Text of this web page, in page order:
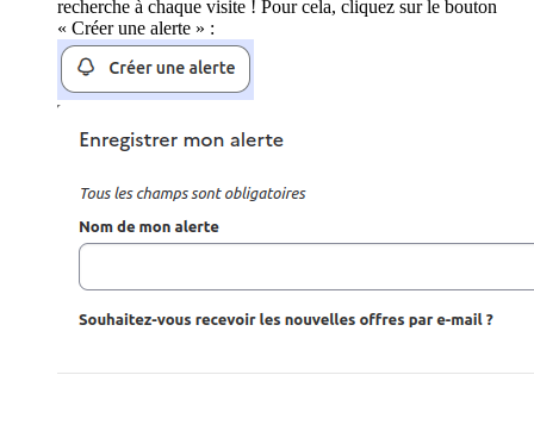
recherche à chaque visite ! Pour cela, cliquez sur le bouton
« Créer une alerte » :